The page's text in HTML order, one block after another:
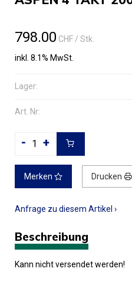
798.00 CHF/ Stk.
inkl. 8.1% MwSt.
Lager:
Art. Nr:
- +
Merken Drucken
Anfrage zu diesem Artikel ›
Beschreibung
Kann nicht versendet werden!